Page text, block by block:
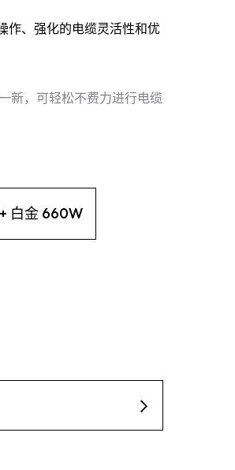
作、强化的电缆灵活性和优
新，可轻松不费力进行电缆
白金 660W